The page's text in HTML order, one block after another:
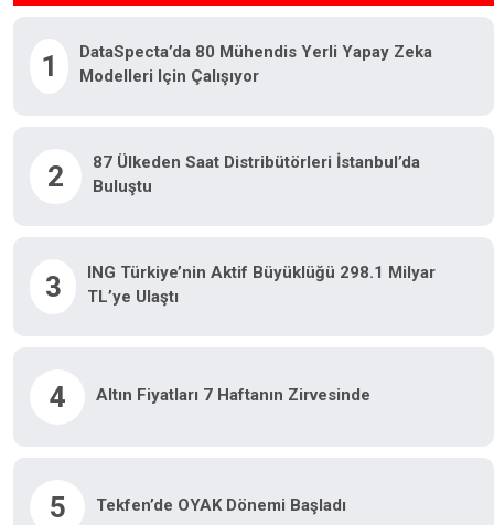
1
DataSpecta’da 80 Mühendis Yerli Yapay Zeka
Modelleri Için Çalışıyor
2
87 Ülkeden Saat Distribütörleri İstanbul’da
Buluştu
3
ING Türkiye’nin Aktif Büyüklüğü 298.1 Milyar
TL’ye Ulaştı
4 Altın Fiyatları 7 Haftanın Zirvesinde
5 Tekfen’de OYAK Dönemi Başladı